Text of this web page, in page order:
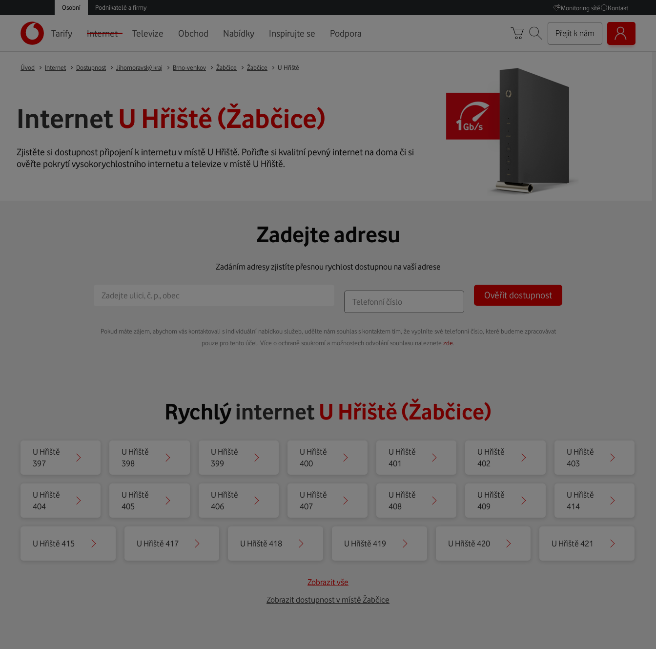
Osobní Podnikatelé a firmy Monitoring sítě Kontakt
Tarify Internet Televize Obchod Nabídky Inspirujte se Podpora Přejít k nám
Úvod Internet Dostupnost Jihomoravský kraj Brno-venkov Žabčice Žabčice U Hřiště
Internet U Hřiště (Žabčice)
Zjistěte si dostupnost připojení k internetu v místě U Hřiště. Pořiďte si kvalitní pevný internet na doma či si
ověřte pokrytí vysokorychlostního internetu a televize v místě U Hřiště.
Zadejte adresu
Zadáním adresy zjistíte přesnou rychlost dostupnou na vaší adrese
Ověřit dostupnost
Pokud máte zájem, abychom vás kontaktovali s individuální nabídkou služeb, udělte nám souhlas s kontaktem tím, že vyplníte své telefonní číslo, které budeme zpracovávat
pouze pro tento účel. Více o ochraně soukromí a možnostech odvolání souhlasu naleznete zde
Rychlýinternet U Hřiště (Žabčice)
U Hřiště
397
U Hřiště
398
U Hřiště
399
U Hřiště
400
U Hřiště
401
U Hřiště
402
U Hřiště
403
U Hřiště
404
U Hřiště
405
U Hřiště
406
U Hřiště
407
U Hřiště
408
U Hřiště
409
U Hřiště
414
U Hřiště 415 U Hřiště 417 U Hřiště 418 U Hřiště 419 U Hřiště 420 U Hřiště 421
Zobrazit vše
Zobrazit dostupnost v místě Žabčice